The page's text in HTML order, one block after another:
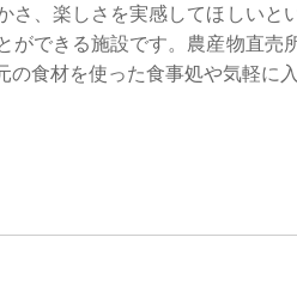
さ、楽しさを実感してほしいと
ができる施設です。農産物直売
食材を使った食事処や気軽に